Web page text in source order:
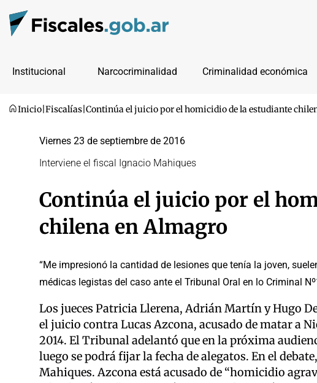
Institucional Narcocriminalidad Criminalidad económica
Inicio Fiscalías Continúa el juicio por el homicidio de la estudiante
Viernes 23 de septiembre de 2016
Interviene el fiscal Ignacio Mahiques
Continúa el juicio por el
chilena en Almagro
“Me impresionó la cantidad de lesiones que tenía la joven,
médicas legistas del caso ante el Tribunal Oral en lo Criminal
Los jueces Patricia Llerena, Adrián Martín y Hugo
el juicio contra Lucas Azcona, acusado de matar a
2014. El Tribunal adelantó que en la próxima
luego se podrá fijar la fecha de alegatos. En el
Mahiques. Azcona está acusado de “homicidio